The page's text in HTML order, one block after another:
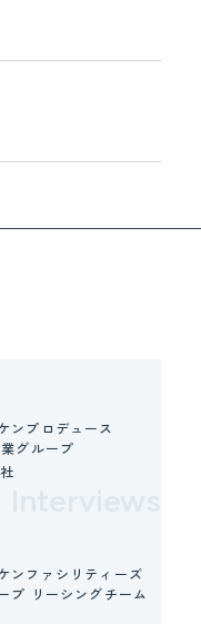
ンプロデュース
グループ
ンファシリティーズ
プ リーシングチーム